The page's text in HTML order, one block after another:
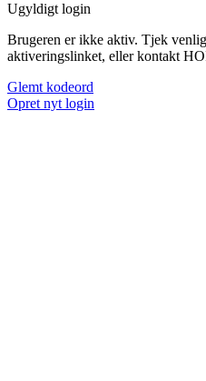
Ugyldigt login
Brugeren er ikke aktiv. Tjek
aktiveringslinket, eller kontakt
Glemt kodeord
Opret nyt login